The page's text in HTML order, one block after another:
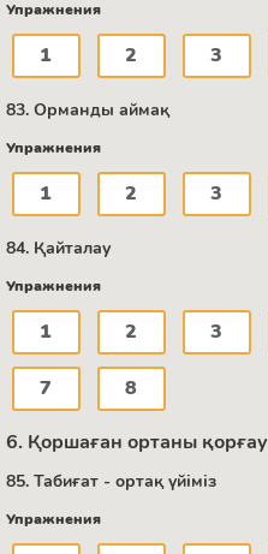
Упражнения
1 2 3
83. Орманды аймақ
Упражнения
1 2 3
84. Қайталау
Упражнения
1 2 3
7 8
6. Қоршаған ортаны қорғау
85. Табиғат - ортақ үйіміз
Упражнения